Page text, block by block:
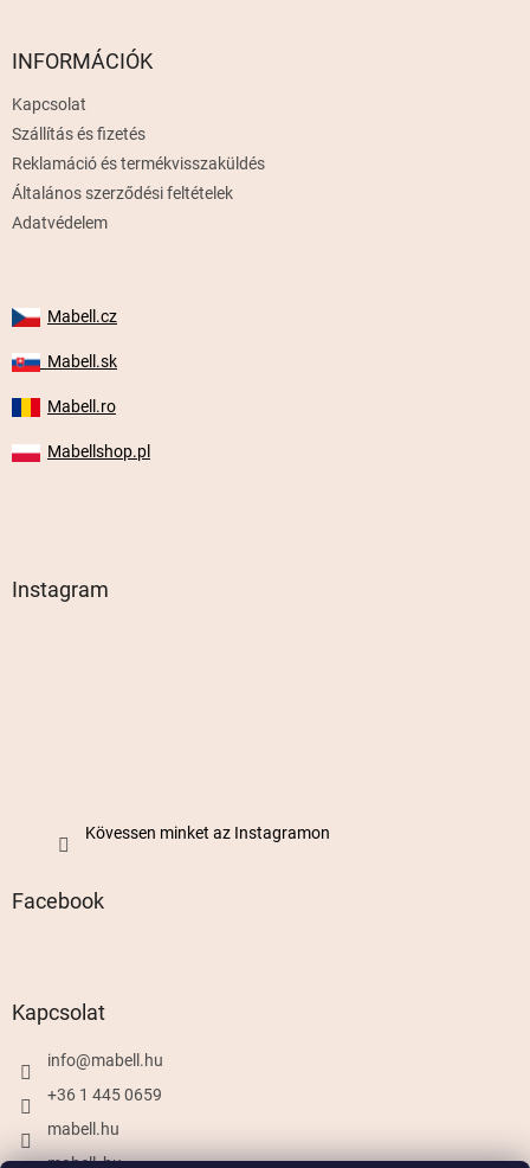
INFORMÁCIÓK
Kapcsolat
Szállítás és fizetés
Reklamáció és termékvisszaküldés
Általános szerződési feltételek
Adatvédelem
Mabell.cz
Mabell.sk
Mabell.ro
Mabellshop.pl
Instagram
Kövessen minket az Instagramon
Facebook
Kapcsolat
info@mabell.hu
+36 1 445 0659
mabell.hu
mabell_hu